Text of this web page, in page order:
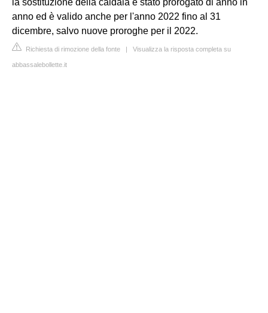
la sostituzione della caldaia è stato prorogato di anno in
anno ed è valido anche per l'anno 2022 fino al 31
dicembre, salvo nuove proroghe per il 2022.
Richiesta di rimozione della fonte | Visualizza la risposta completa su
abbassalebollette.it